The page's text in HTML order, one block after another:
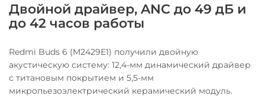
Двойной драйвер, ANC до 49 дБ и
до 42 часов работы
Redmi Buds 6 (M2429E1) получили двойную
акустическую систему: 12,4-мм динамический драйвер
с титановым покрытием и 5,5-мм
микропьезоэлектрический керамический модуль.